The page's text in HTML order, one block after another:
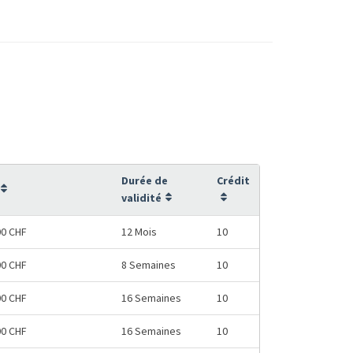
Durée de
validité
Crédit
CHF 12 Mois 10
CHF 8 Semaines 10
CHF 16 Semaines 10
CHF 16 Semaines 10